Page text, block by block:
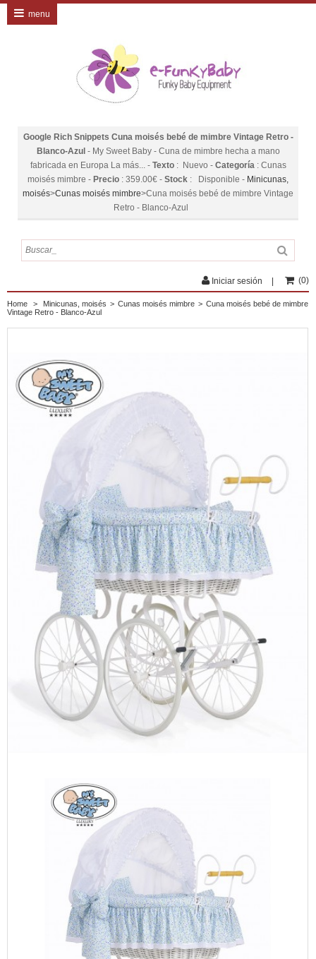
Google Rich Snippets Cuna moisés bebé de mimbre Vintage Retro -
Blanco-Azul- My Sweet Baby- Cuna de mimbre hecha a mano
fabricada en Europa La más...- Texto: Nuevo - Categoría: Cunas
moisés mimbre - Precio : 359.00€ - Stock : Disponible - Minicunas,
moisés>Cunas moisés mimbre>Cuna moisés bebé de mimbre Vintage
Retro - Blanco-Azul
menu
(0)
Iniciar sesión
Home > Minicunas, moisés > Cunas moisés mimbre > Cuna moisés bebé de mimbre
Vintage Retro - Blanco-Azul